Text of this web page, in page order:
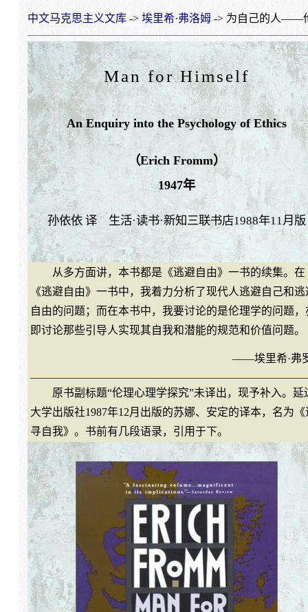
中文马克思主义文库-> 埃里希·弗洛姆-> 为自己的人
Man for Himself
An Enquiry into the Psychology of Ethics
（Erich Fromm）
1947年
孙依依 译 生活·读书·新知三联书店1988年11月版
从多方面讲，本书都是《逃避自由》一书的续集。在
《逃避自由》一书中，我着力分析了现代人逃避自己和逃
自由的问题；而在本书中，我要讨论的是伦理学的问题，
即讨论那些引导人实现其自我和潜能的规范和价值问题。
——埃里希·弗
原书副标题“伦理心理学探究”未译出，现予补入。延
大学出版社1987年12月出版的苏娜、安定的译本，名为《
寻自我》。书前有几段语录，引用于下。